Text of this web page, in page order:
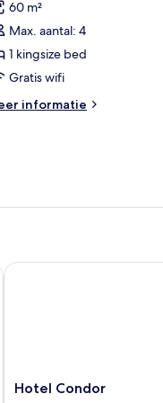
60 m²
Max. aantal: 4
1 kingsize bed
Gratis wifi
informatie
Hotel
Hotel Condor
Hotel Condor